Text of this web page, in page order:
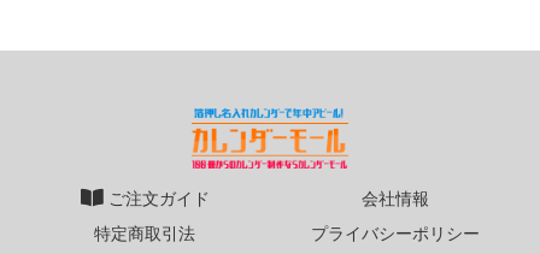
ご注文ガイド
会社情報
特定商取引法
プライバシーポリシー